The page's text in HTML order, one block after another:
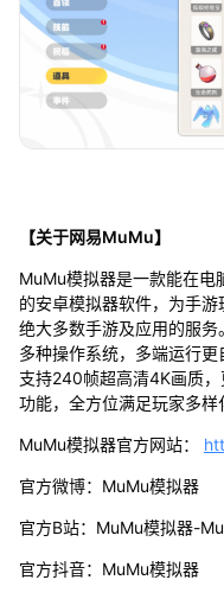
【关于网易MuMu】
MuMu模拟器是一款能在电
的安卓模拟器软件，为手
绝大多数手游及应用的服
多种操作系统，多端运行更
支持240帧超高清4K画质
功能，全方位满足玩家多样
MuMu模拟器官方网站：
官方微博：MuMu模拟器
官方B站：MuMu模拟器-
官方抖音：MuMu模拟器